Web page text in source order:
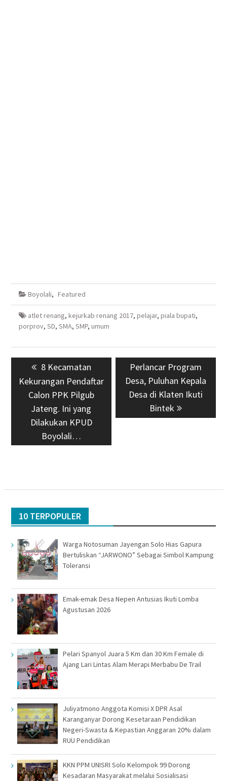
Boyolali, Featured
atlet renang, kejurkab renang 2017, pelajar, piala bupati,
porprov, SD, SMA, SMP, umum
Navigasi
Previous
post:
8 Kecamatan
Kekurangan Pendaftar
Calon PPK Pilgub
Jateng. Ini yang
Dilakukan KPUD
Boyolali…
Next
post:
Perlancar Program
Desa, Puluhan Kepala
Desa di Klaten Ikuti
Bintek
10 TERPOPULER
Warga Notosuman Jayengan Solo Hias Gapura
Bertuliskan “JARWONO” Sebagai Simbol Kampung
Toleransi
Emak-emak Desa Nepen Antusias Ikuti Lomba
Agustusan 2026
Pelari Spanyol Juara 5 Km dan 30 Km Female di
Ajang Lari Lintas Alam Merapi Merbabu De Trail
Juliyatmono Anggota Komisi X DPR Asal
Karanganyar Dorong Kesetaraan Pendidikan
Negeri-Swasta & Kepastian Anggaran 20% dalam
RUU Pendidikan
KKN PPM UNISRI Solo Kelompok 99 Dorong
Kesadaran Masyarakat melalui Sosialisasi